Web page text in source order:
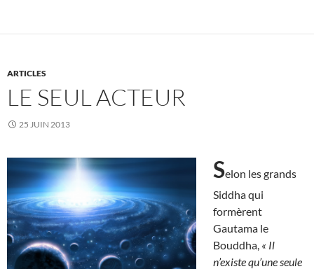
ARTICLES
LE SEUL ACTEUR
25 JUIN 2013
Selon les grands
Siddha qui
formèrent
Gautama le
Bouddha, « Il
n’existe qu’une seule